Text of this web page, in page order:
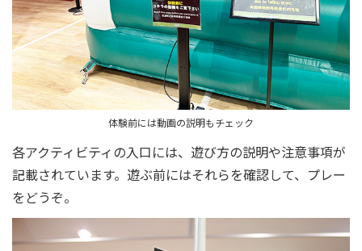
体験前には動画の説明もチェック
各アクティビティの入口には、遊び方の説明や注意事項が
記載されています。遊ぶ前にはそれらを確認して、プレー
をどうぞ。